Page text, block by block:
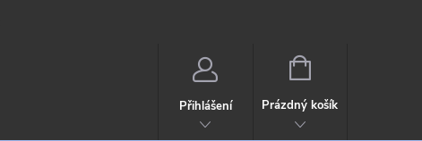
Přihlášení
NÁKUPNÍ
Prázdný košík